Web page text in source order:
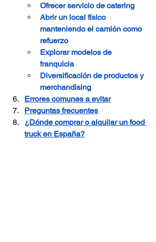
Ofrecer servicio de catering
Abrir un local físico
manteniendo el camión como
refuerzo
Explorar modelos de
franquicia
Diversificación de productos y
merchandising
Errores comunes a evitar
Preguntas frecuentes
¿Dónde comprar o alquilar un food
truck en España?